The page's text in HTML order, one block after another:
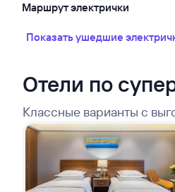
Маршрут электрички
Показать ушедшие
Отели по
Классные варианты с